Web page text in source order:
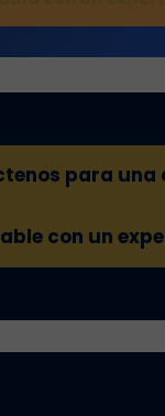
para una
con un